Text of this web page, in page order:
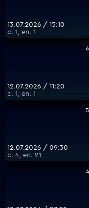
13.07.2026 / 15:10
с. 1, еп. 1
12.07.2026 / 11:20
с. 1, еп. 1
12.07.2026 / 09:30
с. 4, еп. 21